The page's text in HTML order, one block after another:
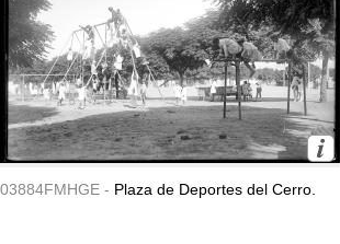
03884FMHGE - Plaza de Deportes del Cerro.